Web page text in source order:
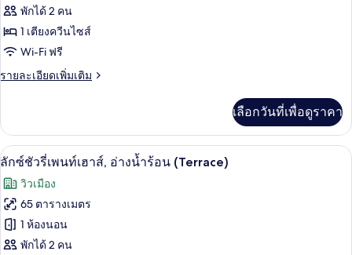
เพ
นท์
เฮา
ส์,
น้ำ
ร้อน
(Terrace)
พักได้ 2 คน
1 เตียงควีนไซส์
Wi-Fi ฟรี
รายละเอียดเพิ่มเติม
ราย
เกี่ยว
กับ
เพ
เฮา
ส์,
อ่าง
น้ำ
ร้อน
เลือกวันที่เพื่อดูราคา
เปิด
ภาพถ่าย
ทั้งหมด
ของ
ลัก
ลักซ์ชัวรี่เพนท์เฮาส์, อ่างน้ำร้อน
8
ลักซ์ชัวรี่เพนท์เฮาส์, อ่างน้ำร้อน (Terrace)
วิวเมือง
65 ตารางเมตร
1 ห้องนอน
พักได้ 2 คน